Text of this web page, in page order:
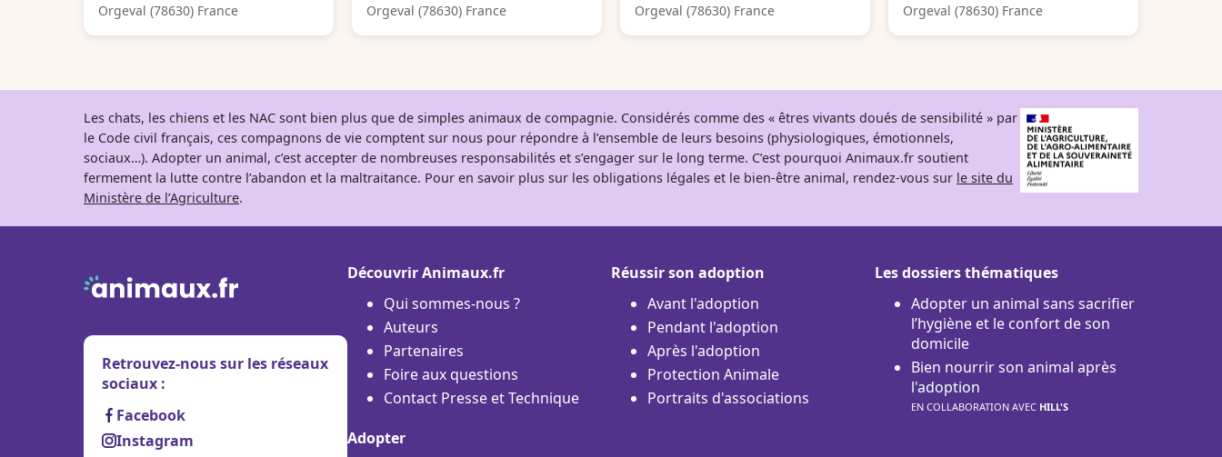
Orgeval (78630) France
Orgeval (78630) France
Orgeval (78630) France
Orgeval (78630) France
Les chats, les chiens et les NAC sont bien plus que de simples animaux de compagnie. Considérés comme des « êtres vivants doués de sensibilité » par
le Code civil français, ces compagnons de vie comptent sur nous pour répondre à l’ensemble de leurs besoins (physiologiques, émotionnels,
sociaux…). Adopter un animal, c’est accepter de nombreuses responsabilités et s’engager sur le long terme. C’est pourquoi Animaux.fr soutient
fermement la lutte contre l’abandon et la maltraitance. Pour en savoir plus sur les obligations légales et le bien-être animal, rendez-vous sur le site du
Ministère de l’Agriculture.
Retrouvez-nous sur les réseaux
sociaux :
Facebook
Instagram
Découvrir Animaux.fr
Qui sommes-nous ?
Auteurs
Partenaires
Foire aux questions
Contact Presse et Technique
Adopter
Réussir son adoption
Avant l'adoption
Pendant l'adoption
Après l'adoption
Protection Animale
Portraits d'associations
Les dossiers thématiques
Adopter un animal sans sacrifier
l’hygiène et le confort de son
domicile
Bien nourrir son animal après
l'adoption
EN COLLABORATION AVEC HILL'S